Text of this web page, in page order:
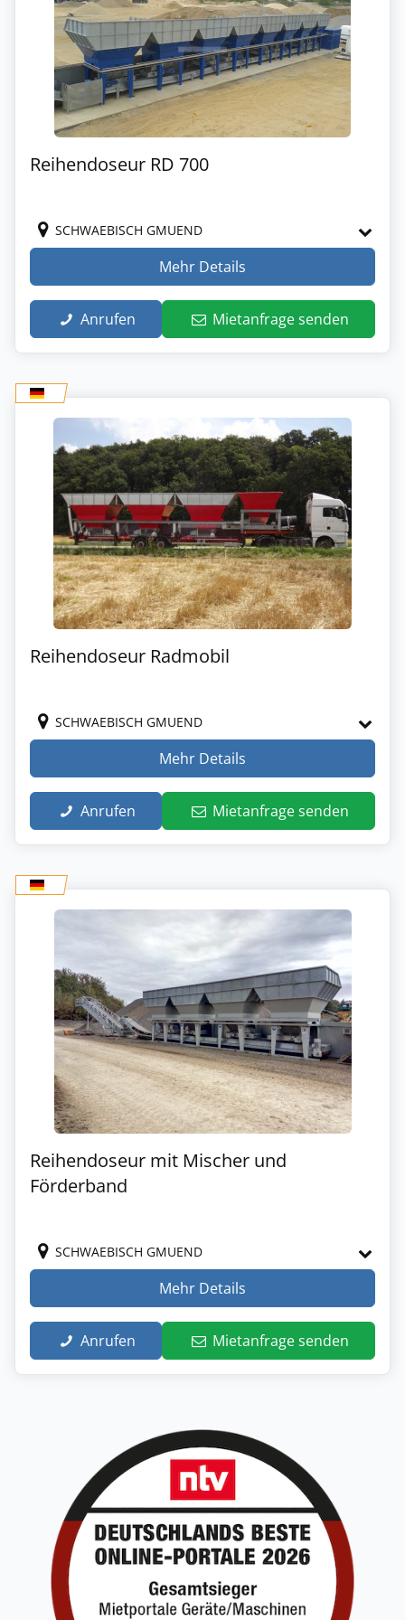
Reihendoseur RD 700
SCHWAEBISCH GMUEND
Mehr Details
Anrufen Mietanfrage senden
Reihendoseur Radmobil
SCHWAEBISCH GMUEND
Mehr Details
Anrufen Mietanfrage senden
Reihendoseur mit Mischer und
Förderband
SCHWAEBISCH GMUEND
Mehr Details
Anrufen Mietanfrage senden